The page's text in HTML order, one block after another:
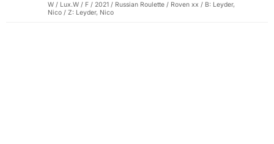
W / Lux.W / F / 2021 / Russian Roulette / Roven xx / B: Leyder,
Nico / Z: Leyder, Nico